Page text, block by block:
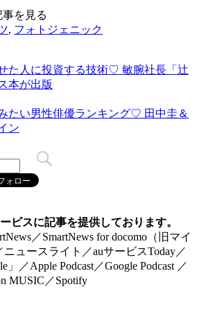
を見る
, フォトジェニック
た人に投資する技術♡ 敏腕社長「辻
本が出版
たい男性俳優ランキング♡ 田中圭＆
ン
ビスに記事を提供しております。
／SmartNews for docomo（旧マイ
ュースライト／auサービスToday／
／Apple Podcast／Google Podcast ／
MUSIC／Spotify